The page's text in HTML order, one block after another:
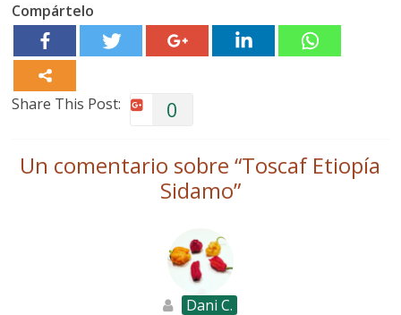
Compártelo
Share This Post: 0
Un comentario sobre “Toscaf Etiopía
Sidamo”
Dani C.